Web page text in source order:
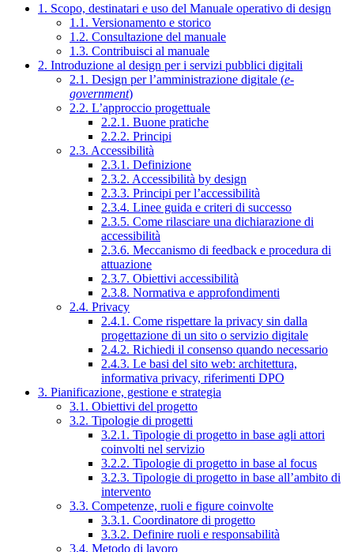
1. Scopo, destinatari e uso del Manuale operativo di design
1.1. Versionamento e storico
1.2. Consultazione del manuale
1.3. Contribuisci al manuale
2. Introduzione al design per i servizi pubblici digitali
2.1. Design per l’amministrazione digitale (e-
government)
2.2. L’approccio progettuale
2.2.1. Buone pratiche
2.2.2. Principi
2.3. Accessibilità
2.3.1. Definizione
2.3.2. Accessibilità by design
2.3.3. Principi per l’accessibilità
2.3.4. Linee guida e criteri di successo
2.3.5. Come rilasciare una dichiarazione di
accessibilità
2.3.6. Meccanismo di feedback e procedura di
attuazione
2.3.7. Obiettivi accessibilità
2.3.8. Normativa e approfondimenti
2.4. Privacy
2.4.1. Come rispettare la privacy sin dalla
progettazione di un sito o servizio digitale
2.4.2. Richiedi il consenso quando necessario
2.4.3. Le basi del sito web: architettura,
informativa privacy, riferimenti DPO
3. Pianificazione, gestione e strategia
3.1. Obiettivi del progetto
3.2. Tipologie di progetti
3.2.1. Tipologie di progetto in base agli attori
coinvolti nel servizio
3.2.2. Tipologie di progetto in base al focus
3.2.3. Tipologie di progetto in base all’ambito di
intervento
3.3. Competenze, ruoli e figure coinvolte
3.3.1. Coordinatore di progetto
3.3.2. Definire ruoli e responsabilità
3.4. Metodo di lavoro